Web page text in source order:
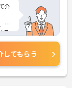
介
こ
取
に
ン
さ
してもらう